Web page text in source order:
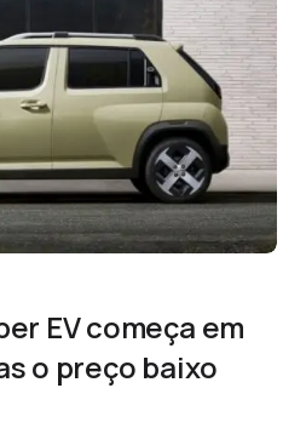
EV começa em
o preço baixo